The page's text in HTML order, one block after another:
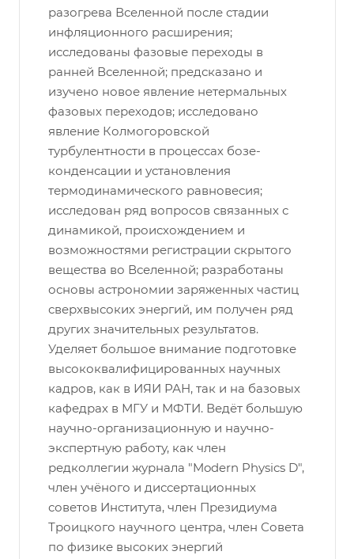
разогрева Вселенной после стадии
инфляционного расширения;
исследованы фазовые переходы в
ранней Вселенной; предсказано и
изучено новое явление нетермальных
фазовых переходов; исследовано
явление Колмогоровской
турбулентности в процессах бозе-
конденсации и установления
термодинамического равновесия;
исследован ряд вопросов связанных с
динамикой, происхождением и
возможностями регистрации скрытого
вещества во Вселенной; разработаны
основы астрономии заряженных частиц
сверхвысоких энергий, им получен ряд
других значительных результатов.
Уделяет большое внимание подготовке
высококвалифицированных научных
кадров, как в ИЯИ РАН, так и на базовых
кафедрах в МГУ и МФТИ. Ведёт большую
научно-организационную и научно-
экспертную работу, как член
редколлегии журнала "Modern Physics D",
член учёного и диссертационных
советов Института, член Президиума
Троицкого научного центра, член Совета
по физике высоких энергий